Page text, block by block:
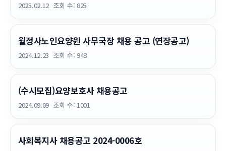
2025.02.12 조회 수: 825
월정사노인요양원 사무국장 채용 공고 (연장공고)
2024.12.23 조회 수: 948
(수시모집)요양보호사 채용공고
2024.09.09 조회 수: 1001
사회복지사 채용공고 2024-0006호